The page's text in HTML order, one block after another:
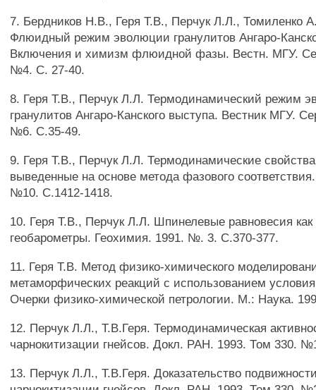
7. Бердников Н.В., Геря Т.В., Перчук Л.Л., Томиленко
Флюидный режим эволюции гранулитов Ангаро-
Включения и химизм флюидной фазы. Вестн. МГУ.
№4. С. 27-40.
8. Геря Т.В., Перчук Л.Л. Термодинамический режим
гранулитов Ангаро-Канского выступа. Вестник МГУ.
№6. С.35-49.
9. Геря Т.В., Перчук Л.Л. Термодинамические
выведенные на основе метода фазового
№10. С.1412-1418.
10. Геря Т.В., Перчук Л.Л. Шпинелевые равновесия
геобарометры. Геохимия. 1991. №. 3. С.370-377.
11. Геря Т.В. Метод физико-химического
метаморфических реакций с использованием
Очерки физико-химической петрологии. М.: Наука.
12. Перчук Л.Л., Т.В.Геря. Термодинамическая
чарнокитизации гнейсов. Докл. РАН. 1993. Том 330.
13. Перчук Л.Л., Т.В.Геря. Доказательство